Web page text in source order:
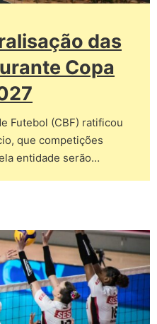
das
Copa
Futebol (CBF) ratificou
que competições
entidade serão…